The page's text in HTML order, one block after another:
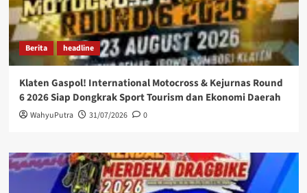
Berita headline
Klaten Gaspol! International Motocross & Kejurnas Round
6 2026 Siap Dongkrak Sport Tourism dan Ekonomi Daerah
WahyuPutra 31/07/2026 0